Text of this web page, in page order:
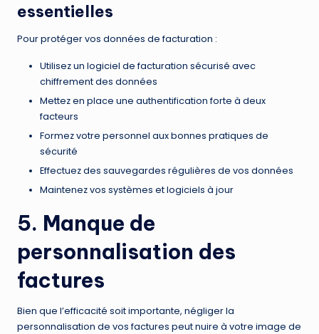
essentielles
Pour protéger vos données de facturation :
Utilisez un logiciel de facturation sécurisé avec
chiffrement des données
Mettez en place une authentification forte à deux
facteurs
Formez votre personnel aux bonnes pratiques de
sécurité
Effectuez des sauvegardes régulières de vos données
Maintenez vos systèmes et logiciels à jour
5. Manque de
personnalisation des
factures
Bien que l’efficacité soit importante, négliger la
personnalisation de vos factures peut nuire à votre image de